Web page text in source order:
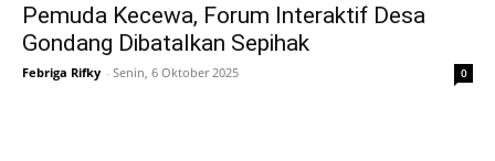
Pemuda Kecewa, Forum Interaktif Desa
Gondang Dibatalkan Sepihak
Febriga Rifky - Senin, 6 Oktober 2025 0